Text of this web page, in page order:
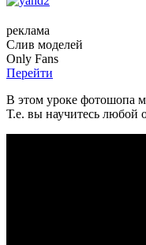
реклама
Слив моделей
Only Fans
Перейти
В этом уроке фотошопа
Т.е. вы научитесь любой